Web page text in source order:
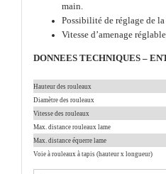
main.
Possibilité de réglage de
Vitesse d’amenage
DONNEES TECHNIQUES –
Hauteur des rouleaux
Diamètre des rouleaux
Vitesse des rouleaux
Max. distance rouleaux lame
Max. distance équerre lame
Voie à rouleaux à tapis (hauteur x longueur)